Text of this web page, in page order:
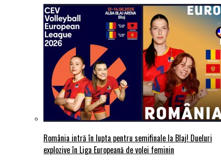
România intră în lupta pentru semifinale la Blaj! Dueluri
explozive în Liga Europeană de volei feminin